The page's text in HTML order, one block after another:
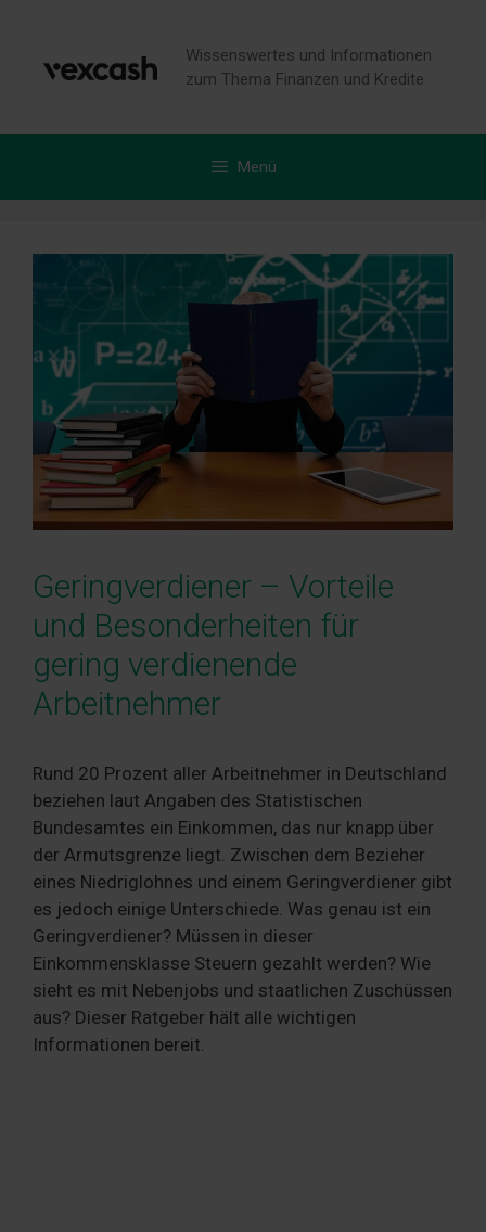
springen
Wissenswertes und Informationen
zum Thema Finanzen und Kredite
Menü
Geringverdiener – Vorteile
und Besonderheiten für
gering verdienende
Arbeitnehmer
Rund 20 Prozent aller Arbeitnehmer in Deutschland
beziehen laut Angaben des Statistischen
Bundesamtes ein Einkommen, das nur knapp über
der Armutsgrenze liegt. Zwischen dem Bezieher
eines Niedriglohnes und einem Geringverdiener gibt
es jedoch einige Unterschiede. Was genau ist ein
Geringverdiener? Müssen in dieser
Einkommensklasse Steuern gezahlt werden? Wie
sieht es mit Nebenjobs und staatlichen Zuschüssen
aus? Dieser Ratgeber hält alle wichtigen
Informationen bereit.